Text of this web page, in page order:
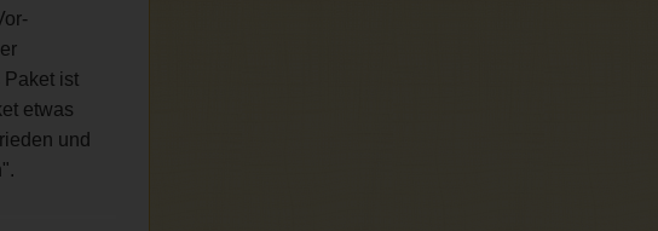
Paket ist
etwas
und